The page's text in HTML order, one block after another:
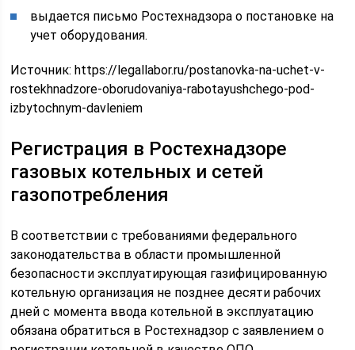
выдается письмо Ростехнадзора о постановке на
учет оборудования.
Источник:https://legallabor.ru/postanovka-na-uchet-v-
rostekhnadzore-oborudovaniya-rabotayushchego-pod-
izbytochnym-davleniem
Регистрация в Ростехнадзоре
газовых котельных и сетей
газопотребления
В соответствии с требованиями федерального
законодательства в области промышленной
безопасности эксплуатирующая газифицированную
котельную организация не позднее десяти рабочих
дней с момента ввода котельной в эксплуатацию
обязана обратиться в Ростехнадзор с заявлением о